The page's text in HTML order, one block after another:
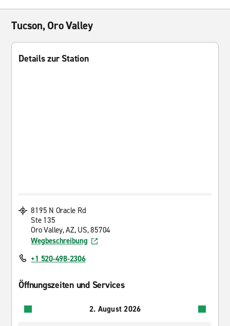
Tucson, Oro Valley
Details zur Station
8195 N Oracle Rd
Ste 135
Oro Valley, AZ, US, 85704
Wegbeschreibung
+1 520-498-2306
Öffnungszeiten und Services
2. August 2026